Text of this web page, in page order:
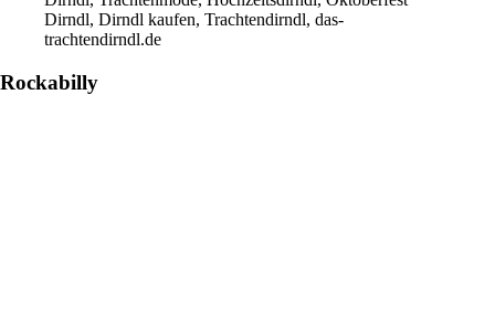
Dirndl, Dirndl kaufen, Trachtendirndl, das-
trachtendirndl.de
Rockabilly